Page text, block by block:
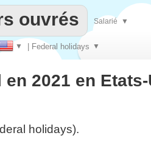
▼ | Federal holidays ▼
ouvrés Salarié ▼
2021 en
holidays).